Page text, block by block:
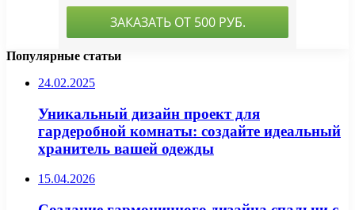
Популярные статьи
24.02.2025
Уникальный дизайн проект для
гардеробной комнаты: создайте идеальный
хранитель вашей одежды
15.04.2026